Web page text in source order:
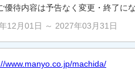
優待内容は予告なく変更・終了に
12月01日 ～ 2027年03月31日
www.manyo.co.jp/machida/